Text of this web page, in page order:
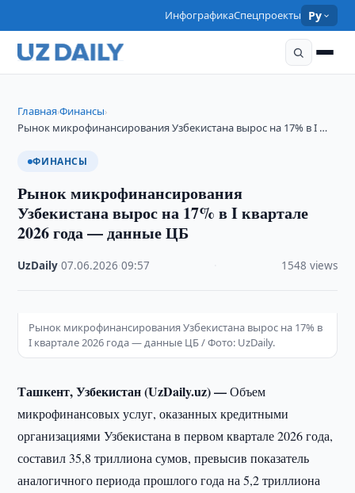
ИнфографикаСпецпроекты Ру
Главная›Финансы›
Рынок микрофинансирования Узбекистана вырос на 17% в I …
ФИНАНСЫ
Рынок микрофинансирования
Узбекистана вырос на 17% в I квартале
2026 года — данные ЦБ
UzDaily ·07.06.2026 ·09:57 1548 views
Рынок микрофинансирования Узбекистана вырос на 17% в
I квартале 2026 года — данные ЦБ / Фото: UzDaily.
Ташкент, Узбекистан (UzDaily.uz) —Объем
микрофинансовых услуг, оказанных кредитными
организациями Узбекистана в первом квартале 2026 года,
составил 35,8 триллиона сумов, превысив показатель
аналогичного периода прошлого года на 5,2 триллиона